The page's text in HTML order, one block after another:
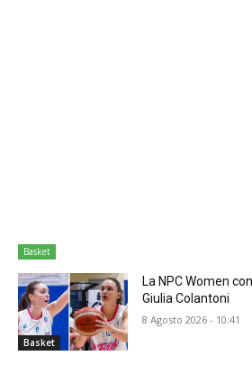
Basket
Basket
La NPC Women
Giulia Colantoni
8 Agosto 2026 - 10:41